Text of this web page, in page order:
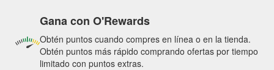
Gana con O'Rewards
Obtén puntos cuando compres en línea o en la tienda.
Obtén puntos más rápido comprando ofertas por tiempo
limitado con puntos extras.